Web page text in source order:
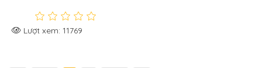
Lượt xem: 11769